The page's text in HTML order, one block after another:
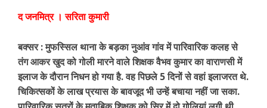
द जनमित्र । सरिता कुमारी
बक्सर : मुफस्सिल थाना के बड़का नुआंव गांव में पारिवारिक कलह से
तंग आकर खुद को गोली मारने वाले शिक्षक वैभव कुमार का वाराणसी में
इलाज के दौरान निधन हो गया है. वह पिछले 5 दिनों से वहां इलाजरत थे.
चिकित्सकों के लाख प्रयास के बावजूद भी उन्हें बचाया नहीं जा सका.